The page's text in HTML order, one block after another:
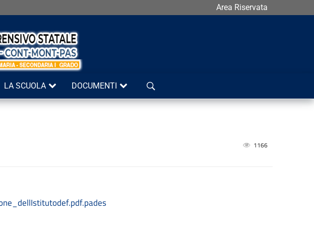
Area Riservata
Cerca
LA SCUOLA DOCUMENTI
1166